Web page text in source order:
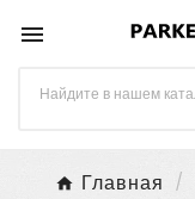

Главная